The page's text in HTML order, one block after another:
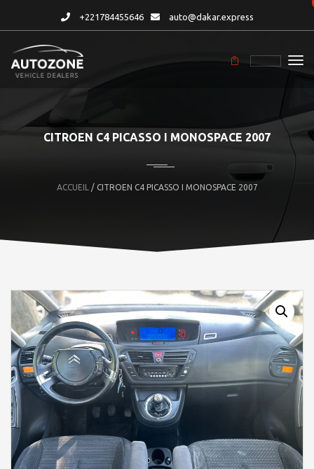
+221784455646 auto@dakar.express
CITROEN C4 PICASSO I MONOSPACE 2007
ACCUEIL / CITROEN C4 PICASSO I MONOSPACE 2007